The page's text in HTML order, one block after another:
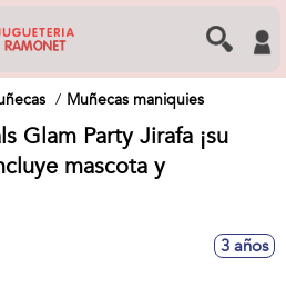
Muñecas maniquies
Glam Party Jirafa ¡su
mascota y
3 años